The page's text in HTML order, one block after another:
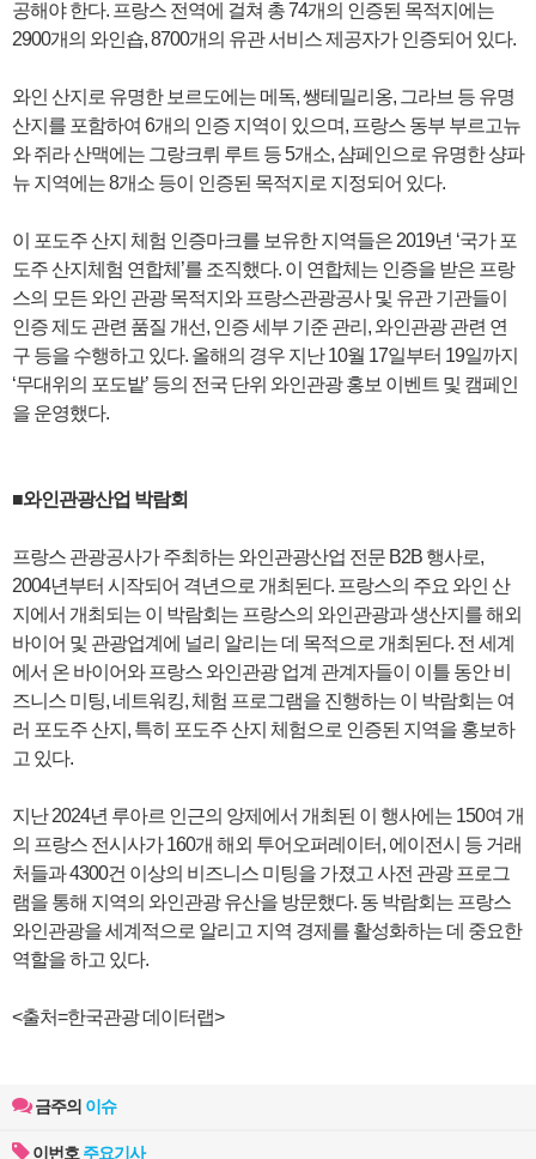
공해야 한다. 프랑스 전역에 걸쳐 총 74개의 인증된 목적지에는
2900개의 와인숍, 8700개의 유관 서비스 제공자가 인증되어 있다.
와인 산지로 유명한 보르도에는 메독, 쌩테밀리옹, 그라브 등 유명
산지를 포함하여 6개의 인증 지역이 있으며, 프랑스 동부 부르고뉴
와 쥐라 산맥에는 그랑크뤼 루트 등 5개소, 샴페인으로 유명한 샹파
뉴 지역에는 8개소 등이 인증된 목적지로 지정되어 있다.
이 포도주 산지 체험 인증마크를 보유한 지역들은 2019년 ‘국가 포
도주 산지체험 연합체’를 조직했다. 이 연합체는 인증을 받은 프랑
스의 모든 와인 관광 목적지와 프랑스관광공사 및 유관 기관들이
인증 제도 관련 품질 개선, 인증 세부 기준 관리, 와인관광 관련 연
구 등을 수행하고 있다. 올해의 경우 지난 10월 17일부터 19일까지
‘무대위의 포도밭’ 등의 전국 단위 와인관광 홍보 이벤트 및 캠페인
을 운영했다.
■와인관광산업 박람회
프랑스 관광공사가 주최하는 와인관광산업 전문 B2B 행사로,
2004년부터 시작되어 격년으로 개최된다. 프랑스의 주요 와인 산
지에서 개최되는 이 박람회는 프랑스의 와인관광과 생산지를 해외
바이어 및 관광업계에 널리 알리는 데 목적으로 개최된다. 전 세계
에서 온 바이어와 프랑스 와인관광 업계 관계자들이 이틀 동안 비
즈니스 미팅, 네트워킹, 체험 프로그램을 진행하는 이 박람회는 여
러 포도주 산지, 특히 포도주 산지 체험으로 인증된 지역을 홍보하
고 있다.
지난 2024년 루아르 인근의 앙제에서 개최된 이 행사에는 150여 개
의 프랑스 전시사가 160개 해외 투어오퍼레이터, 에이전시 등 거래
처들과 4300건 이상의 비즈니스 미팅을 가졌고 사전 관광 프로그
램을 통해 지역의 와인관광 유산을 방문했다. 동 박람회는 프랑스
와인관광을 세계적으로 알리고 지역 경제를 활성화하는 데 중요한
역할을 하고 있다.
<출처=한국관광 데이터랩>
금주의 이슈
이번호 주요기사